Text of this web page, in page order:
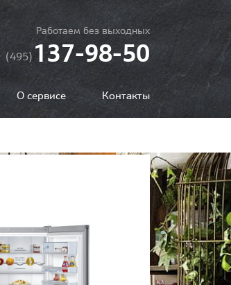
Работаем без выходных
(495)137-98-50
О сервисе Контакты